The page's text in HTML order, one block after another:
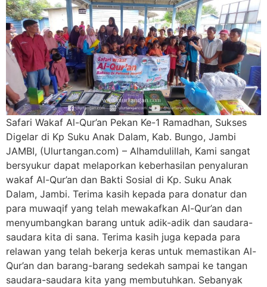
Safari Wakaf Al-Qur’an Pekan Ke-1 Ramadhan, Sukses
Digelar di Kp Suku Anak Dalam, Kab. Bungo, Jambi
JAMBI, (Ulurtangan.com) – Alhamdulillah, Kami sangat
bersyukur dapat melaporkan keberhasilan penyaluran
wakaf Al-Qur’an dan Bakti Sosial di Kp. Suku Anak
Dalam, Jambi. Terima kasih kepada para donatur dan
para muwaqif yang telah mewakafkan Al-Qur’an dan
menyumbangkan barang untuk adik-adik dan saudara-
saudara kita di sana. Terima kasih juga kepada para
relawan yang telah bekerja keras untuk memastikan Al-
Qur’an dan barang-barang sedekah sampai ke tangan
saudara-saudara kita yang membutuhkan. Sebanyak